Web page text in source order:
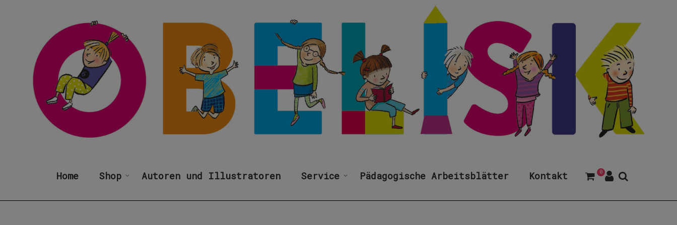
Home Shop Autoren und Illustratoren Service Pädagogische Arbeitsblätter Kontakt 0